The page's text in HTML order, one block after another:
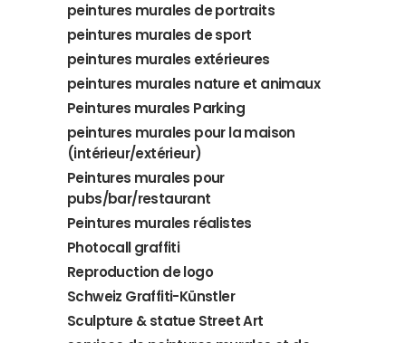
peintures murales de portraits
peintures murales de sport
peintures murales extérieures
peintures murales nature et animaux
Peintures murales Parking
peintures murales pour la maison
(intérieur/extérieur)
Peintures murales pour
pubs/bar/restaurant
Peintures murales réalistes
Photocall graffiti
Reproduction de logo
Schweiz Graffiti-Künstler
Sculpture & statue Street Art